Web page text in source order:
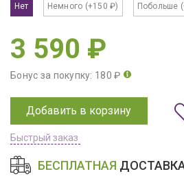
Нет Немного (+150 ₽) Побольше
3 590 ₽
Бонус за покупку: 180 ₽
Добавить в корзину
Быстрый заказ
БЕСПЛАТНАЯ